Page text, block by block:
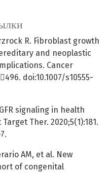
R. Fibroblast growth
and neoplastic
Cancer
doi:10.1007/s10555-
signaling in health
Ther. 2020;5(1):181.
AM, et al. New
of congenital